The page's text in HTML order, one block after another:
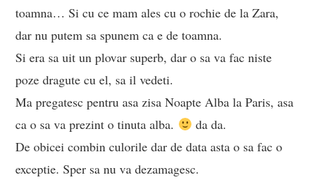
toamna… Si cu ce mam ales cu o rochie de la Zara,
dar nu putem sa spunem ca e de toamna.
Si era sa uit un plovar superb, dar o sa va fac niste
poze dragute cu el, sa il vedeti.
Ma pregatesc pentru asa zisa Noapte Alba la Paris, asa
ca o sa va prezint o tinuta alba.
da da.
De obicei combin culorile dar de data asta o sa fac o
exceptie. Sper sa nu va dezamagesc.